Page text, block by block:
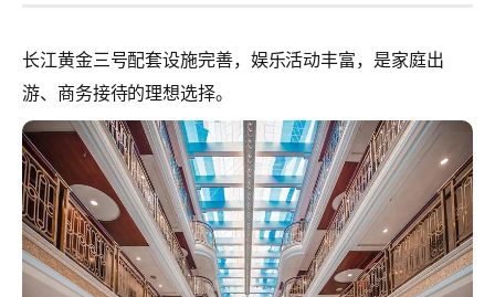
长江黄金三号配套设施完善，娱乐活动丰富，是家庭出
游、商务接待的理想选择。